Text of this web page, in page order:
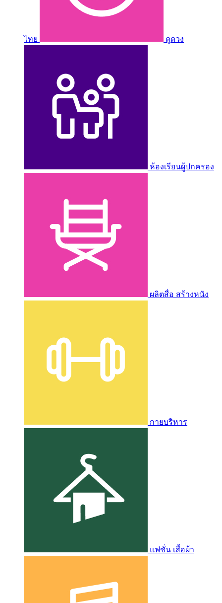
ไทย ดูดวง
ห้องเรียนผู้ปกครอง
ผลิตสื่อ สร้างหนัง
กายบริหาร
แฟชั่น เสื้อผ้า